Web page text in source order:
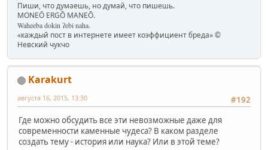
Пиши, что думаешь, но думай, что пишешь.
MONEŌ ERGŌ MANEŌ.
Waheeba dokin ʔebi naha.
«каждый пост в интернете имеет коэффициент бреда» ©
Невский чукчо
Karakurt
#192
августа 16, 2015, 13:30
Где можно обсудить все эти невозможные даже для
современности каменные чудеса? В каком разделе
создать тему - история или наука? Или в этой теме?